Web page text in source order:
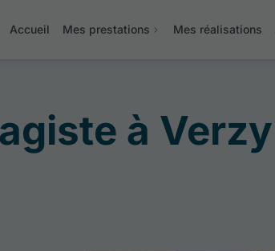
Accueil Mes prestations Mes réalisations
à Verzy